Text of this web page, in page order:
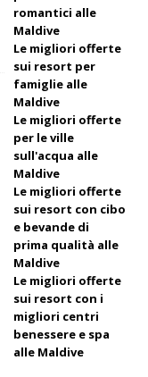
romantici alle
Maldive
Le migliori offerte
sui resort per
famiglie alle
Maldive
Le migliori offerte
per le ville
sull'acqua alle
Maldive
Le migliori offerte
sui resort con cibo
e bevande di
prima qualità alle
Maldive
Le migliori offerte
sui resort con i
migliori centri
benessere e spa
alle Maldive